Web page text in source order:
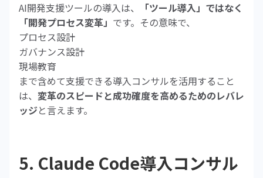
AI開発支援ツールの導入は、
「ツール導入」ではなく
「開発プロセス変革」 です。その意味で、
プロセス設計
ガバナンス設計
現場教育
まで含めて支援できる導入コンサルを活用すること
は、 変革のスピードと成功確度を高めるためのレバレ
ッジと言えます。
5. Claude Code導入コンサル